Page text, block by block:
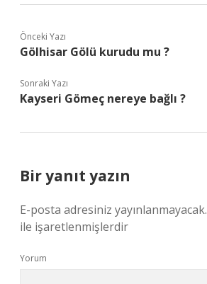
Önceki Yazı
Gölhisar Gölü kurudu mu ?
Sonraki Yazı
Kayseri Gömeç nereye bağlı ?
Bir yanıt yazın
E-posta adresiniz yayınlanmayacak.
ile işaretlenmişlerdir
Yorum